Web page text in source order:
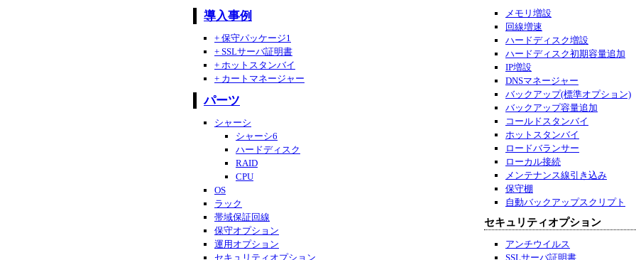
導入事例
+ 保守パッケージ1
+ SSLサーバ証明書
+ ホットスタンバイ
+ カートマネージャー
パーツ
シャーシ
シャーシ6
ハードディスク
RAID
CPU
OS
ラック
帯域保証回線
保守オプション
運用オプション
セキュリティオプション
メモリ増設
回線増速
ハードディスク増設
ハードディスク初期容量追加
IP増設
DNSマネージャー
バックアップ(標準オプション)
バックアップ容量追加
コールドスタンバイ
ホットスタンバイ
ロードバランサー
ローカル接続
メンテナンス線引き込み
保守棚
自動バックアップスクリプト
セキュリティオプション
アンチウイルス
SSLサーバ証明書